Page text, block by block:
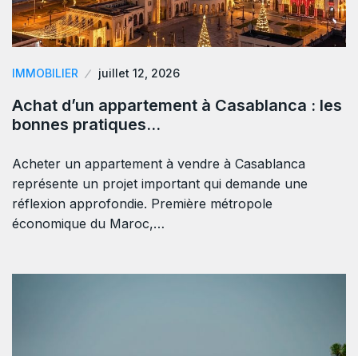
IMMOBILIER juillet 12, 2026
Achat d’un appartement à Casablanca : les
bonnes pratiques…
Acheter un appartement à vendre à Casablanca
représente un projet important qui demande une
réflexion approfondie. Première métropole
économique du Maroc,…